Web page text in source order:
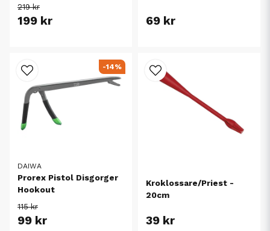
219 kr
199 kr 69 kr
DAIWA
Prorex Pistol Disgorger
Hookout
115 kr
99 kr
-14%
Kroklossare/Priest -
20cm
39 kr